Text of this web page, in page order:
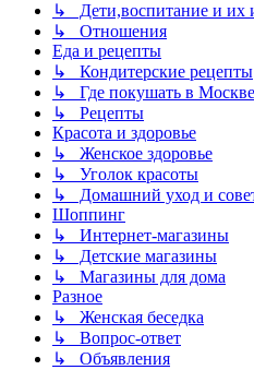
↳ Дети,воспитание и их
↳ Отношения
Еда и рецепты
↳ Кондитерские рецепты
↳ Где покушать в
↳ Рецепты
Красота и здоровье
↳ Женское здоровье
↳ Уголок красоты
↳ Домашний уход и
Шоппинг
↳ Интернет-магазины
↳ Детские магазины
↳ Магазины для дома
Разное
↳ Женская беседка
↳ Вопрос-ответ
↳ Объявления